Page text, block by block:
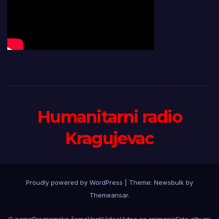
Humanitarni radio
Kragujevac
Proudly powered by WordPress Theme: Newsbulk by
Themeansar.